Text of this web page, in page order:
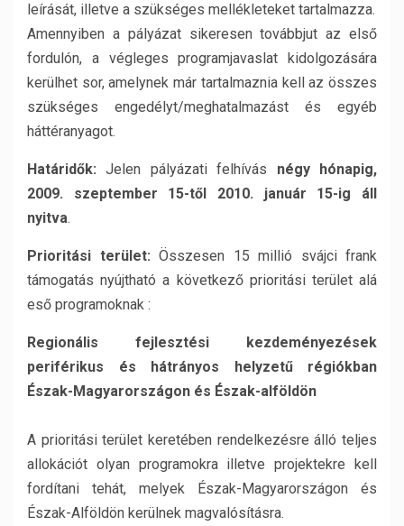
leírását, illetve a szükséges mellékleteket tartalmazza.
Amennyiben a pályázat sikeresen továbbjut az első
fordulón, a végleges programjavaslat kidolgozására
kerülhet sor, amelynek már tartalmaznia kell az összes
szükséges engedélyt/meghatalmazást és egyéb
háttéranyagot.
Határidők:Jelen pályázati felhívás négy hónapig,
2009. szeptember 15-től 2010. január 15-ig áll
nyitva.
Prioritási terület: Összesen 15 millió svájci frank
támogatás nyújtható a következő prioritási terület alá
eső programoknak :
Regionális fejlesztési kezdeményezések
periférikus és hátrányos helyzetű régiókban
Észak-Magyarországon és Észak-alföldön
A prioritási terület keretében rendelkezésre álló teljes
allokációt olyan programokra illetve projektekre kell
fordítani tehát, melyek Észak-Magyarországon és
Észak-Alföldön kerülnek magvalósításra.